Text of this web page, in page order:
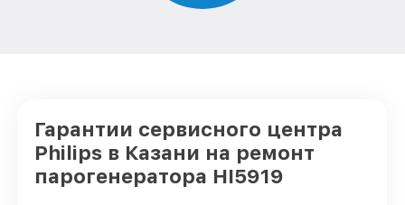
Гарантии сервисного центра
Philips в Казани на ремонт
парогенератора HI5919